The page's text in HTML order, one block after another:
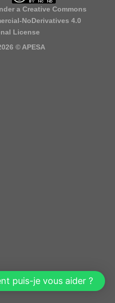
a Creative Commons
NoDerivatives 4.0
License
© APESA
puis-je vous aider ?